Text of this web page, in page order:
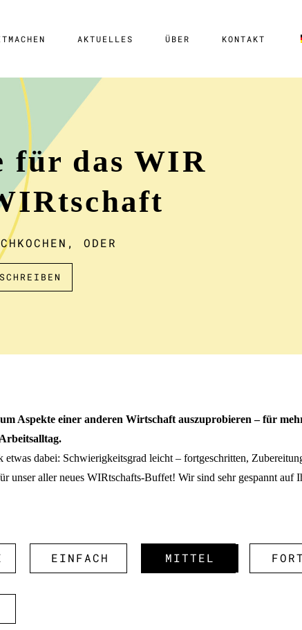
AKTUELLES ÜBER KONTAKT
für das WIR
ODER
Aspekte einer anderen Wirtschaft auszuprobieren – für
etwas dabei: Schwierigkeitsgrad leicht – fortgeschritten,
unser aller neues WIRtschafts-Buffet! Wir sind sehr gespannt auf
EINFACH MITTEL